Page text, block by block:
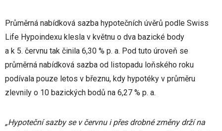
Průměrná nabídková sazba hypotečních úvěrů podle Swiss
Life Hypoindexu klesla v květnu o dva bazické body
a k 5. červnu tak činila 6,30 % p. a. Pod tuto úroveň se
průměrná nabídková sazba od listopadu loňského roku
podívala pouze letos v březnu, kdy hypotéky v průměru
zlevnily o 10 bazických bodů na 6,27 % p. a.
„Hypoteční sazby se v červnu i přes drobné změny drží na